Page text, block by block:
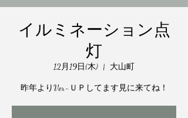
イルミネーション点
灯
12月19日(木)
  |
大山町
昨年よりVer-ＵＰしてます見に来てね！